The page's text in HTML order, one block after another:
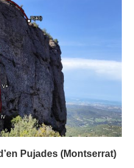
Pujades (Montserrat)